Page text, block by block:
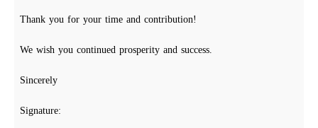
Thank you for your time and contribution!
We wish you continued prosperity and success.
Sincerely
Signature: